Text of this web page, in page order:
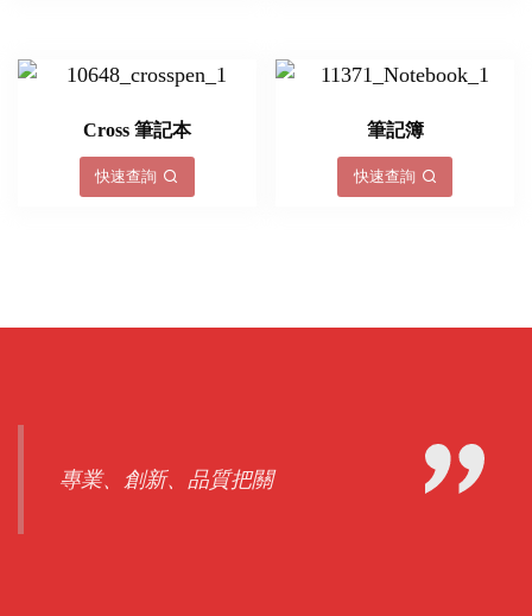
Cross 筆記本
快速查詢
筆記簿
快速查詢
專業、創新、品質把關